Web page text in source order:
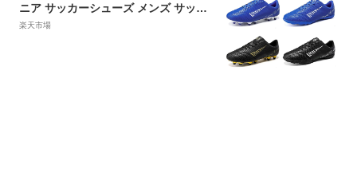
ニア サッカーシューズ メンズ サッカ
ースパイク3E フットサルシューズ キ
楽天市場